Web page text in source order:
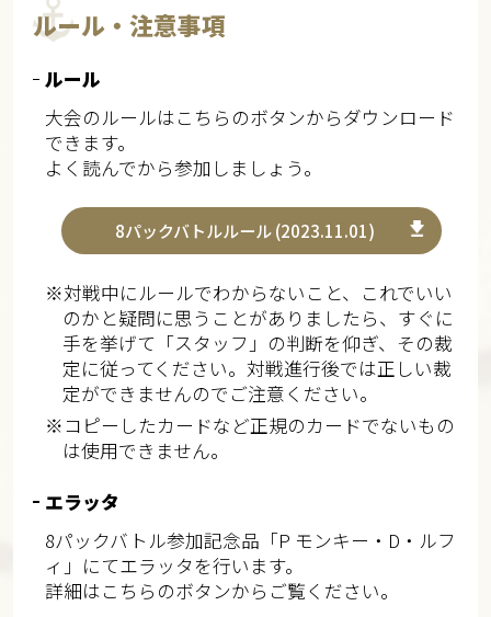
ルール・注意事項
ルール
大会のルールはこちらのボタンからダウンロード
できます。
よく読んでから参加しましょう。
8パックバトルルール (2023.11.01)
※対戦中にルールでわからないこと、これでいい
のかと疑問に思うことがありましたら、すぐに
手を挙げて「スタッフ」の判断を仰ぎ、その裁
定に従ってください。対戦進行後では正しい裁
定ができませんのでご注意ください。
※コピーしたカードなど正規のカードでないもの
は使用できません。
エラッタ
8パックバトル参加記念品「P モンキー・D・ルフ
ィ」にてエラッタを行います。
詳細はこちらのボタンからご覧ください。